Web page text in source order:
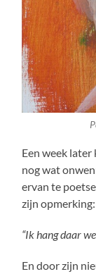
Een week
nog wat
ervan te
zijn opmerking:
“Ik hang daar
En door zijn